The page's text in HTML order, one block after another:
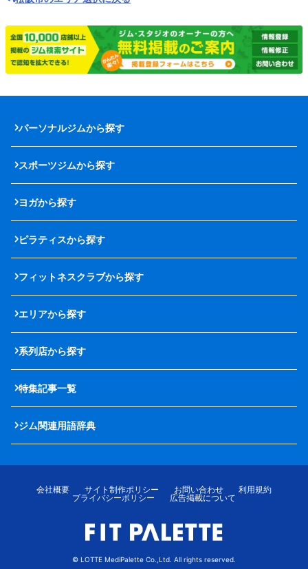
パーソナルジムから探す
スポーツジムから探す
ヨガから探す
ピラティスから探す
フィットネスクラブから探す
エリアから探す
系列店から探す
特集記事一覧
ジム関連用語辞典
会社概要 サイト制作ポリシー お問い合わせ
利用規約
プライバシーポリシー
広告掲載について
© LOTTE MediPalette Co.,Ltd. All rights reserved.